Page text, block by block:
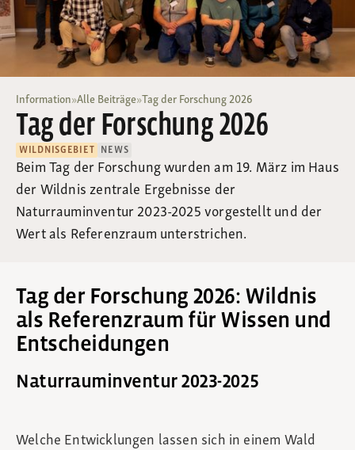
Information»Alle Beiträge» Tag der Forschung 2026
Tag der Forschung 2026
WILDNISGEBIET NEWS
Beim Tag der Forschung wurden am 19. März im Haus
der Wildnis zentrale Ergebnisse der
Naturrauminventur 2023-2025 vorgestellt und der
Wert als Referenzraum unterstrichen.
Tag der Forschung 2026: Wildnis
als Referenzraum für Wissen und
Entscheidungen
Naturrauminventur 2023-2025
Welche Entwicklungen lassen sich in einem Wald